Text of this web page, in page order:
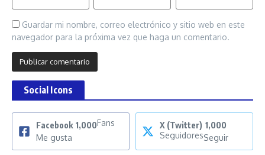
Guardar mi nombre, correo electrónico y sitio web en este
navegador para la próxima vez que haga un comentario.
Social Icons
Facebook 1,000Fans
Me gusta
X (Twitter) 1,000
SeguidoresSeguir